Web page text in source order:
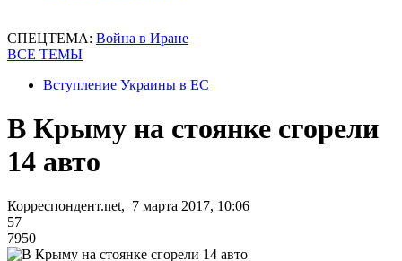
СПЕЦТЕМА: Война в Иране
ВСЕ ТЕМЫ
Вступление Украины в ЕС
В Крыму на стоянке сгорели
14 авто
Корреспондент.net, 7 марта 2017, 10:06
57
7950